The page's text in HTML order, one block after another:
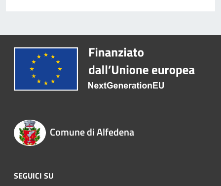
Comune di Alfedena
SEGUICI SU